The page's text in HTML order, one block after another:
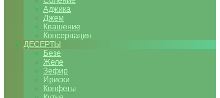
Аджика
Джем
Квашение
Консервация
ДЕСЕРТЫ
Безе
Желе
Зефир
Ириски
Конфеты